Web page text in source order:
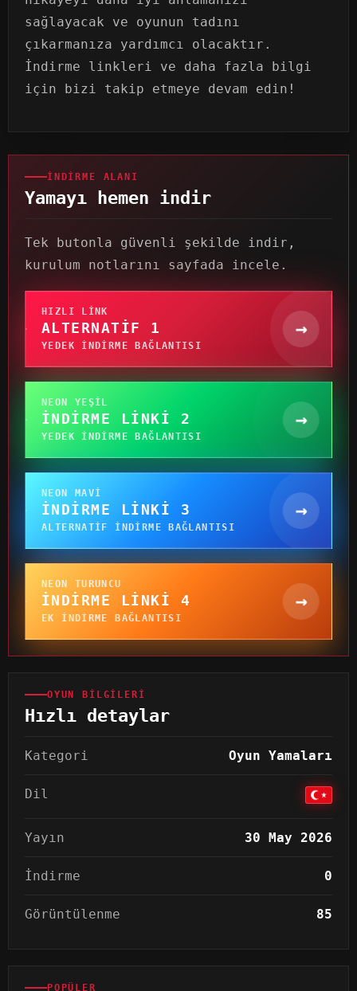
sağlayacak ve oyunun tadını
çıkarmanıza yardımcı olacaktır.
İndirme linkleri ve daha fazla bilgi
için bizi takip etmeye devam edin!
İNDIRME ALANI
Yamayı hemen indir
Tek butonla güvenli şekilde indir,
kurulum notlarını sayfada incele.
HIZLI LINK
ALTERNATIF 1
YEDEK INDIRME BAĞLANTISI
→
NEON YEŞIL
İNDIRME LINKI 2
YEDEK INDIRME BAĞLANTISI
→
NEON MAVI
İNDIRME LINKI 3
ALTERNATIF INDIRME BAĞLANTISI
→
NEON TURUNCU
İNDIRME LINKI 4
EK INDIRME BAĞLANTISI
→
OYUN BILGILERI
Hızlı detaylar
Kategori Oyun Yamaları
Dil
Yayın 30 May 2026
İndirme 0
Görüntülenme 85
POPÜLER